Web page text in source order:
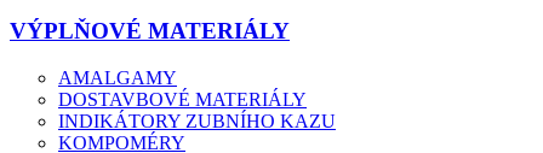
VÝPLŇOVÉ MATERIÁLY
AMALGAMY
DOSTAVBOVÉ MATERIÁLY
INDIKÁTORY ZUBNÍHO KAZU
KOMPOMÉRY